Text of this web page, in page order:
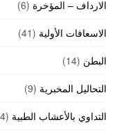
الارداف – المؤخرة (6)
الاسعافات الأولية (41)
البطن (14)
التحاليل المخبرية (9)
التداوي بالأعشاب الطبية (204)